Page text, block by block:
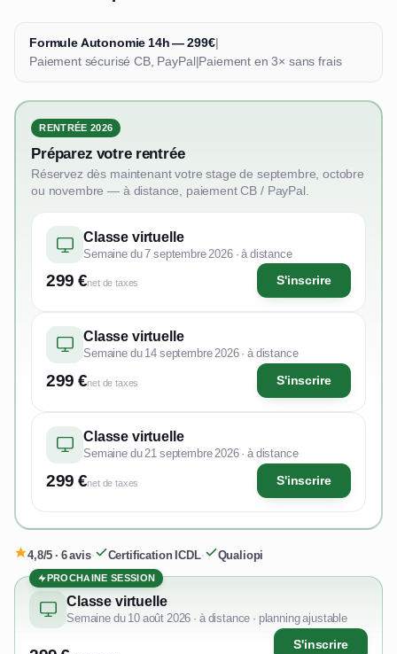
Formule Autonomie 14h — 299€|
Paiement sécurisé CB, PayPal|Paiement en 3× sans frais
RENTRÉE 2026
Préparez votre rentrée
Réservez dès maintenant votre stage de septembre, octobre
ou novembre — à distance, paiement CB / PayPal.
Classe virtuelle
Semaine du 7 septembre 2026 · à distance
299 €net de taxes S'inscrire
Classe virtuelle
Semaine du 14 septembre 2026 · à distance
299 €net de taxes S'inscrire
Classe virtuelle
Semaine du 21 septembre 2026 · à distance
299 €net de taxes S'inscrire
4,8/5 · 6 avis· Certification ICDL· Qualiopi
PROCHAINE SESSION
Classe virtuelle
Semaine du 10 août 2026 · à distance · planning ajustable
S'inscrire